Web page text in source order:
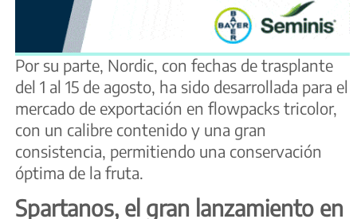
Por su parte, Nordic, con fechas de trasplante
del 1 al 15 de agosto, ha sido desarrollada para el
mercado de exportación en flowpacks tricolor,
con un calibre contenido y una gran
consistencia, permitiendo una conservación
óptima de la fruta.
Spartanos, el gran lanzamiento en